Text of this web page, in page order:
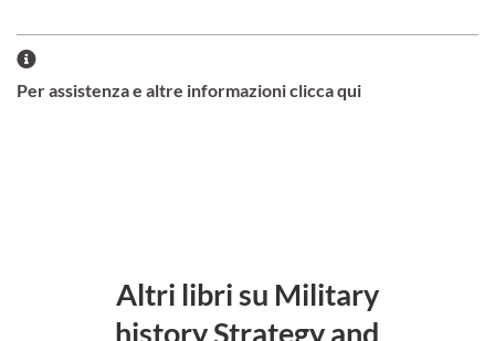
Per assistenza e altre informazioni clicca qui
Altri libri su Military
history Strategy and